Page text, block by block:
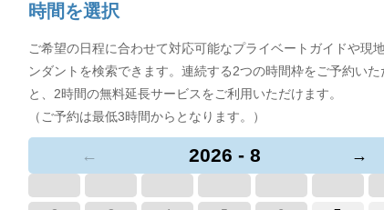
時間を選択
ご希望の日程に合わせて対応可能なプライベートガイドや現
ンダントを検索できます。連続する2つの時間枠をご予約いた
と、2時間の無料延長サービスをご利用いただけます。
（ご予約は最低3時間からとなります。）
← 2026 - 8 →